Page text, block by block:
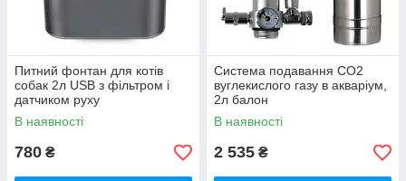
Питний фонтан для котів
собак 2л USB з фільтром і
датчиком руху
В наявності
780 ₴
Система подавання CO2
вуглекислого газу в акваріум,
2л балон
В наявності
2 535 ₴